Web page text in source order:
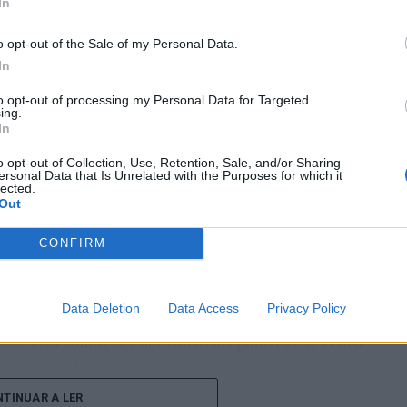
opt-out of the Sale of my Personal Data.
opt-out of processing my Personal Data for Targeted
opt-out of Collection, Use, Retention, Sale, and/or Sharing
Data that Is Unrelated with the Purposes for which it
CONFIRM
Data Deletion Data Access Privacy Policy
do Esposende Nortada Kite Fest vai ser o
vento e do mar. Integrado no circuito Nortada
do rio Cávado e o Parque Radical de
competem em diferentes vertentes de
com concertos, DJ sets e atividades
Ocean Rides, circuito que em 2026 passa
Vila Nova de Milfontes e Ericeira.
desportos de vento das comunidades costeiras,
suas condições naturais. Nas palavras de Pedro
há kitesurf.
A LER